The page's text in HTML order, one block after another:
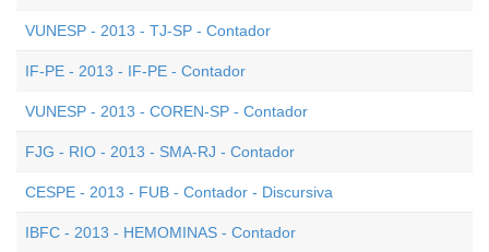
VUNESP - 2013 - TJ-SP - Contador
IF-PE - 2013 - IF-PE - Contador
VUNESP - 2013 - COREN-SP - Contador
FJG - RIO - 2013 - SMA-RJ - Contador
CESPE - 2013 - FUB - Contador - Discursiva
IBFC - 2013 - HEMOMINAS - Contador